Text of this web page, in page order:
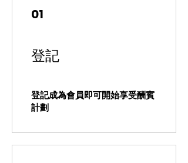
01
登記
登記成為會員即可開始享受酬賓
計劃